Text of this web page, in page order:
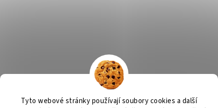
Tyto webové stránky používají soubory cookies a další